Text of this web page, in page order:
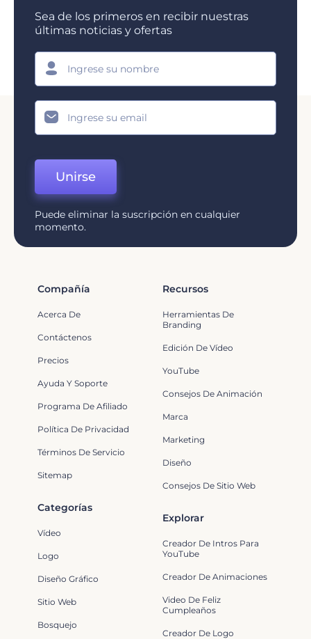
Sea de los primeros en recibir nuestras
últimas noticias y ofertas
Unirse
Puede eliminar la suscripción en cualquier
momento.
Compañía
Acerca De
Contáctenos
Precios
Ayuda Y Soporte
Programa De Afiliado
Política De Privacidad
Términos De Servicio
Sitemap
Recursos
Herramientas De
Branding
Edición De Vídeo
YouTube
Consejos De Animación
Marca
Marketing
Diseño
Consejos De Sitio Web
Categorías
Vídeo
Logo
Diseño Gráfico
Sitio Web
Bosquejo
Explorar
Creador De Intros Para
YouTube
Creador De Animaciones
Video De Feliz
Cumpleaños
Creador De Logo